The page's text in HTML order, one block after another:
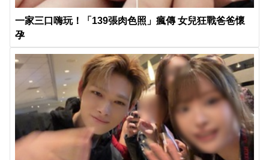
一家三口嗨玩！「139張肉色照」瘋傳 女兒狂戰爸爸懷
孕